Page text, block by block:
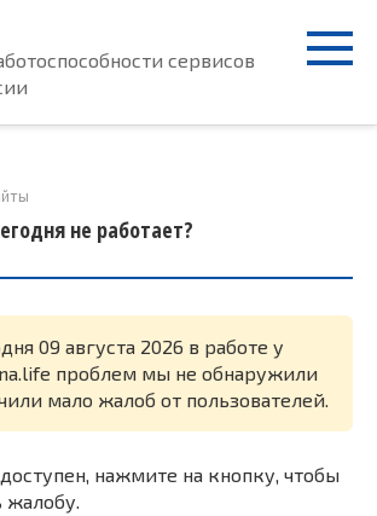
сервисов
не работает?
09 августа 2026 в работе у
проблем мы не обнаружили
мало жалоб от пользователей.
нажмите на кнопку, чтобы
жалобу.